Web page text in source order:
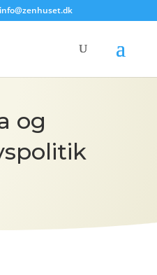
info@zenhuset.dk
og